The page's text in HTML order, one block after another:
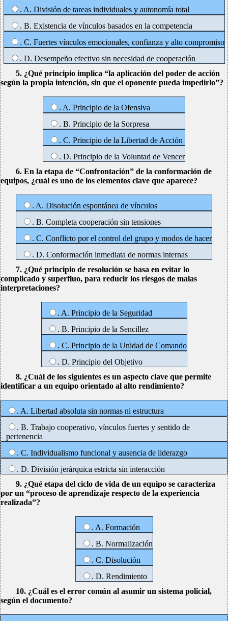
. A. División de tareas individuales y autonomía total
. B. Existencia de vínculos basados en la competencia
. C. Fuertes vínculos emocionales, confianza y alto compromiso
. D. Desempeño efectivo sin necesidad de cooperación
5. ¿Qué principio implica “la aplicación del poder de acción
según la propia intención, sin que el oponente pueda impedirlo”?
. A. Principio de la Ofensiva
. B. Principio de la Sorpresa
. C. Principio de la Libertad de Acción
. D. Principio de la Voluntad de Vencer
6. En la etapa de “Confrontación” de la conformación de
equipos, ¿cuál es uno de los elementos clave que aparece?
. A. Disolución espontánea de vínculos
. B. Completa cooperación sin tensiones
. C. Conflicto por el control del grupo y modos de hacer
. D. Conformación inmediata de normas internas
7. ¿Qué principio de resolución se basa en evitar lo
complicado y superfluo, para reducir los riesgos de malas
interpretaciones?
. A. Principio de la Seguridad
. B. Principio de la Sencillez
. C. Principio de la Unidad de Comando
. D. Principio del Objetivo
8. ¿Cuál de los siguientes es un aspecto clave que permite
identificar a un equipo orientado al alto rendimiento?
. A. Libertad absoluta sin normas ni estructura
. B. Trabajo cooperativo, vínculos fuertes y sentido de
pertenencia
. C. Individualismo funcional y ausencia de liderazgo
. D. División jerárquica estricta sin interacción
9. ¿Qué etapa del ciclo de vida de un equipo se caracteriza
por un “proceso de aprendizaje respecto de la experiencia
realizada”?
. A. Formación
. B. Normalización
. C. Disolución
. D. Rendimiento
10. ¿Cuál es el error común al asumir un sistema policial,
según el documento?